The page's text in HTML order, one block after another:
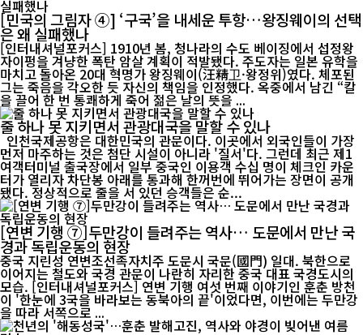
[민국의 그림자 ④] ‘구국’을 내세운 투항…왕징웨이의 선택
은 왜 실패했나
[인터내셔널포커스] 1910년 봄, 청나라의 수도 베이징에서 섭정왕
자이펑을 겨냥한 폭탄 암살 계획이 적발됐다. 주도자는 일본 유학을
마치고 돌아온 20대 혁명가 왕징웨이(汪精卫·왕정위)였다. 체포된
그는 죽음을 각오한 듯 자신의 책임을 인정했다. 옥중에서 남긴 “칼
을 끌어 한 번 통쾌하게 죽어 젊은 날의 뜻을 ...
줄 하나 못 지키면서 관광대국을 말할 수 있나
인천국제공항은 대한민국의 관문이다. 이곳에서 외국인들이 가장
먼저 마주하는 것은 첨단 시설이 아니라 '질서'다. 그런데 최근 제1
여객터미널 출국장에서 일부 중국인 이용객 수십 명이 체크인 카운
터가 열리자 차단봉 아래를 통과해 한꺼번에 뛰어가는 장면이 공개
됐다. 정상적으로 줄을 서 있던 승객들은 순...
[연변 기행 ⑦]두만강이 들려주는 역사… 도문에서 만난 국
경과 독립운동의 현장
중국 지린성 연변조선족자치주 도문시 국문(國門) 일대. 북한으로
이어지는 철도와 국경 관문이 나란히 자리한 중국 대표 국경도시의
모습. [인터내셔널포커스] 연변 기행 여섯 번째 이야기인 훈춘 방천
이 '한눈에 3국을 바라보는 동북아의 끝'이었다면, 이번에는 두만강
을 따라 서쪽으로 ...